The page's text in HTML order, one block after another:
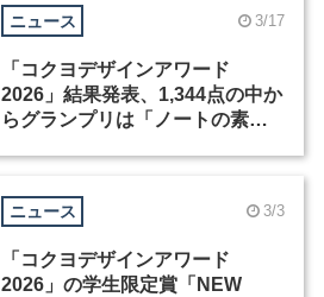
ニュース 3/17
「コクヨデザインアワード
2026」結果発表、1,344点の中か
らグランプリは「ノートの素」
ニュース 3/3
「コクヨデザインアワード
2026」の学生限定賞「NEW